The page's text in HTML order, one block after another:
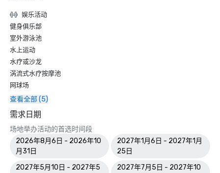
娱乐活动
健身俱乐部
室外游泳池
水上运动
水疗或沙龙
涡流式水疗按摩池
网球场
查看全部 (5)
需求日期
场地举办活动的首选时间段
2026年8月6日 - 2026年10
月31日
2027年1月6日 - 2027年1月
25日
2027年5月10日 - 2027年5
2027年7月5日 - 2027年10